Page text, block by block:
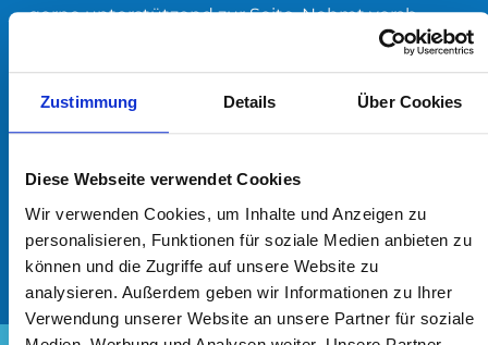
Zustimmung Details Über Cookies
Diese Webseite verwendet Cookies
Wir verwenden Cookies, um Inhalte und Anzeigen zu
personalisieren, Funktionen für soziale Medien anbieten zu
können und die Zugriffe auf unsere Website zu
analysieren. Außerdem geben wir Informationen zu Ihrer
Verwendung unserer Website an unsere Partner für soziale
gerne unterstützend zur Seite. Nehmt vorab
Kontakt mit uns auf, damit wir euch informieren
werden. Wir stellen euch passendes Infomaterial
dass eure Sammlung ein voller Erfolg wird und
dringend gebraucht werden. So machen wir
Helfen einfach!